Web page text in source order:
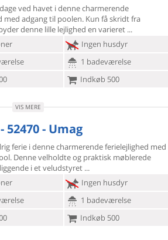
ved havet i denne charmerende
med adgang til poolen. Kun få skridt fra
denne lille lejlighed en varieret
Ingen husdyr
1 badeværelse
Indkøb 500
VIS MERE
52470 - Umag
ferie i denne charmerende ferielejlighed med
Denne velholdte og praktisk møblerede
i et veludstyret
Ingen husdyr
1 badeværelse
Indkøb 500